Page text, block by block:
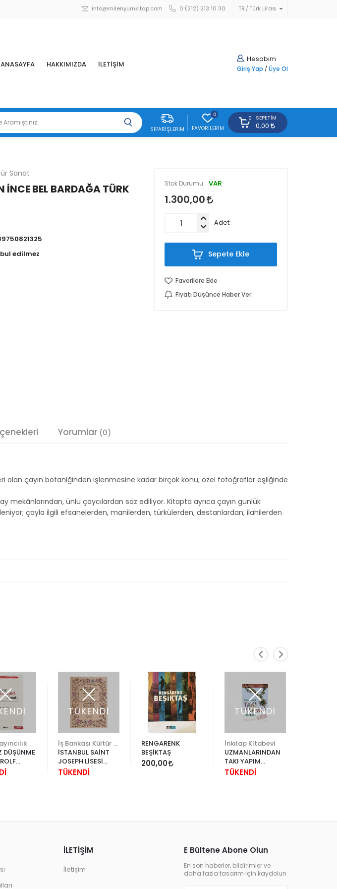
TR Türk Lirası
info@milenyumkitap.com 0 (212) 213 10 30
Hesabım
Giriş Yap / Üye Ol
ANASAYFA HAKKIMIZDA İLETİŞİM
SIPARIŞLERIM
0
FAVORILERIM
0 SEPETIM
0,00
Sanat
İNCE BEL BARDAĞA TÜRK
Stok Durumu: VAR
1.300,00
Adet
Sepete Ekle
Favorilere Ekle
Fiyatı Düşünce Haber Ver
Yorumlar (0)
olan çayın botaniğinden işlenmesine kadar birçok konu, özel fotoğraflar eşliğinde
mekânlarından, ünlü çaycılardan söz ediliyor. Kitapta ayrıca çayın günlük
çayla ilgili efsanelerden, manilerden, türkülerden, destanlardan, ilahilerden
DÜŞÜNME
TÜKENDİ
İSTANBUL SAİNT
JOSEPH LİSESİ
TARİHİ BİTKİ
TÜKENDİ
RENGARENK
BEŞİKTAŞ
200,00
TÜKENDİ
İnkılap Kitabevi
UZMANLARINDAN
TAKI YAPIM
TEKNİKLERİ
TÜKENDİ
E Bültene Abone Olun
En son haberler, bildirimler ve
daha fazla tasarım için kaydolun
İLETİŞİM
İletişim